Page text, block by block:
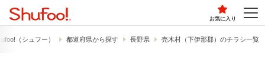
お気に入り
（シュフー） 都道府県から探す 長野県 売木村（下伊那郡）のチラシ一覧